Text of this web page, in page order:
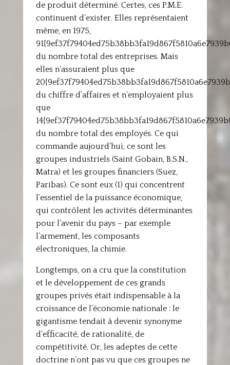
de produit déterminé. Certes, ces P.M.E.
continuent d’exister. Elles représentaient
même, en 1975,
du nombre total des entreprises. Mais
elles n’assuraient plus que
du chiffre d’affaires et n’employaient plus
que
du nombre total des employés. Ce qui
commande aujourd’hui, ce sont les
groupes industriels (Saint Gobain, B.S.N.,
Matra) et les groupes financiers (Suez,
Paribas). Ce sont eux (1) qui concentrent
l’essentiel de la puissance économique,
qui contrôlent les activités déterminantes
pour l’avenir du pays – par exemple
l’armement, les composants
électroniques, la chimie.
Longtemps, on a cru que la constitution
et le développement de ces grands
groupes privés était indispensable à la
croissance de l’économie nationale : le
gigantisme tendait à devenir synonyme
d’efficacité, de rationalité, de
compétitivité. Or, les adeptes de cette
doctrine n’ont pas vu que ces groupes ne